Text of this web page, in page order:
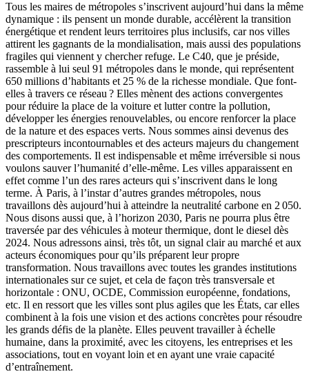
Tous les maires de métropoles s’inscrivent aujourd’hui dans la même
dynamique : ils pensent un monde durable, accélèrent la transition
énergétique et rendent leurs territoires plus inclusifs, car nos villes
attirent les gagnants de la mondialisation, mais aussi des populations
fragiles qui viennent y chercher refuge. Le C40, que je préside,
rassemble à lui seul 91 métropoles dans le monde, qui représentent
650 millions d’habitants et 25 % de la richesse mondiale. Que font-
elles à travers ce réseau ? Elles mènent des actions convergentes
pour réduire la place de la voiture et lutter contre la pollution,
développer les énergies renouvelables, ou encore renforcer la place
de la nature et des espaces verts. Nous sommes ainsi devenus des
prescripteurs incontournables et des acteurs majeurs du changement
des comportements. Il est indispensable et même irréversible si nous
voulons sauver l’humanité d’elle-même. Les villes apparaissent en
effet comme l’un des rares acteurs qui s’inscrivent dans le long
terme. À Paris, à l’instar d’autres grandes métropoles, nous
travaillons dès aujourd’hui à atteindre la neutralité carbone en 2 050.
Nous disons aussi que, à l’horizon 2030, Paris ne pourra plus être
traversée par des véhicules à moteur thermique, dont le diesel dès
2024. Nous adressons ainsi, très tôt, un signal clair au marché et aux
acteurs économiques pour qu’ils préparent leur propre
transformation. Nous travaillons avec toutes les grandes institutions
internationales sur ce sujet, et cela de façon très transversale et
horizontale : ONU, OCDE, Commission européenne, fondations,
etc. Il en ressort que les villes sont plus agiles que les États, car elles
combinent à la fois une vision et des actions concrètes pour résoudre
les grands défis de la planète. Elles peuvent travailler à échelle
humaine, dans la proximité, avec les citoyens, les entreprises et les
associations, tout en voyant loin et en ayant une vraie capacité
d’entraînement.